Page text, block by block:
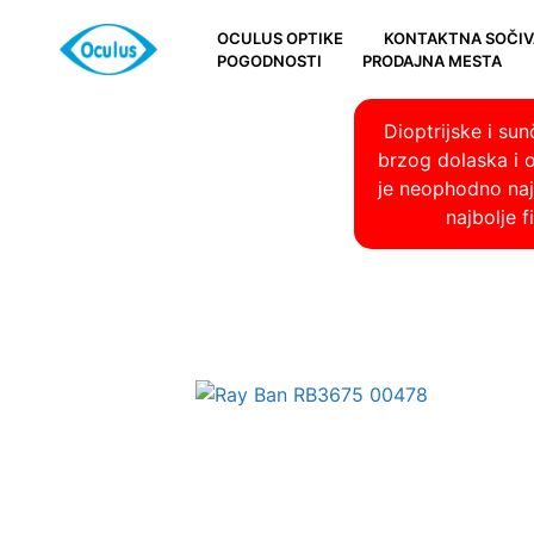
OCULUS OPTIKE KONTAKTNA
POGODNOSTI
PRODAJNA MESTA
Dioptrijske i
brzog dolaska i
je neophodno
najbolje